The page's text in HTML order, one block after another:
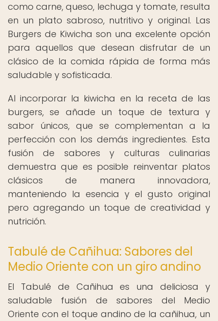
como carne, queso, lechuga y tomate, resulta
en un plato sabroso, nutritivo y original. Las
Burgers de Kiwicha son una excelente opción
para aquellos que desean disfrutar de un
clásico de la comida rápida de forma más
saludable y sofisticada.
Al incorporar la kiwicha en la receta de las
burgers, se añade un toque de textura y
sabor únicos, que se complementan a la
perfección con los demás ingredientes. Esta
fusión de sabores y culturas culinarias
demuestra que es posible reinventar platos
clásicos de manera innovadora,
manteniendo la esencia y el gusto original
pero agregando un toque de creatividad y
nutrición.
Tabulé de Cañihua: Sabores del
Medio Oriente con un giro andino
El Tabulé de Cañihua es una deliciosa y
saludable fusión de sabores del Medio
Oriente con el toque andino de la cañihua, un